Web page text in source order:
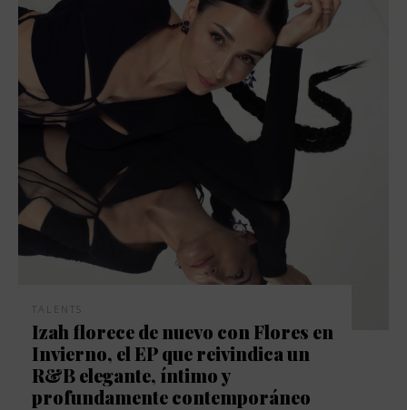
TALENTS
Izah florece de nuevo con Flores en
Invierno, el EP que reivindica un
R&B elegante, íntimo y
profundamente contemporáneo